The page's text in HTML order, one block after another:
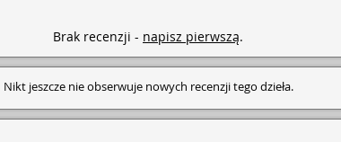
Brak recenzji - napisz pierwszą.
Nikt jeszcze nie obserwuje nowych recenzji tego dzieła.